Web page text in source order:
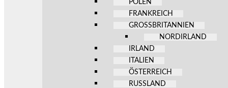
POLEN
FRANKREICH
GROSSBRITANNIEN
NORDIRLAND
IRLAND
ITALIEN
ÖSTERREICH
RUSSLAND